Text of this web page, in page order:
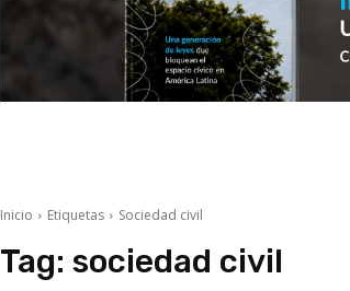
Inicio Etiquetas Sociedad civil
Tag: sociedad civil